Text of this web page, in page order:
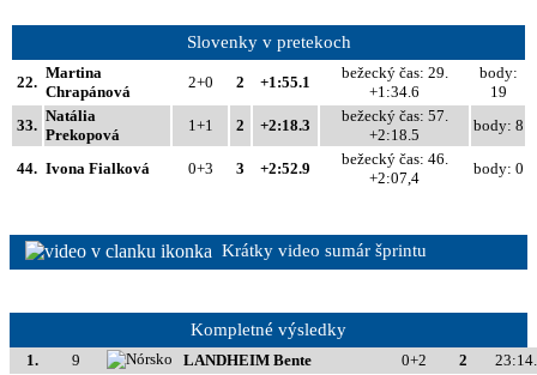
Slovenky v pretekoch
22.
Martina
Chrapánová
2+0 2 +1:55.1
bežecký čas: 29.
+1:34.6
body:
19
33.
Natália
Prekopová
1+1 2 +2:18.3
bežecký čas: 57.
+2:18.5
body: 8
44. Ivona Fialková 0+3 3 +2:52.9
bežecký čas: 46.
+2:07,4
body: 0
Krátky video sumár šprintu
Kompletné výsledky
1. 9 LANDHEIM Bente 0+2 2